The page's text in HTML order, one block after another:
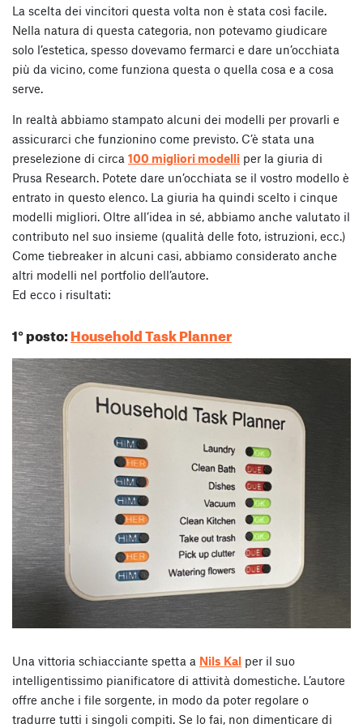
La scelta dei vincitori questa volta non è stata così facile.
Nella natura di questa categoria, non potevamo giudicare
solo l’estetica, spesso dovevamo fermarci e dare un’occhiata
più da vicino, come funziona questa o quella cosa e a cosa
serve.
In realtà abbiamo stampato alcuni dei modelli per provarli e
assicurarci che funzionino come previsto. C’è stata una
preselezione di circa 100 migliori modelli per la giuria di
Prusa Research. Potete dare un’occhiata se il vostro modello è
entrato in questo elenco. La giuria ha quindi scelto i cinque
modelli migliori. Oltre all’idea in sé, abbiamo anche valutato il
contributo nel suo insieme (qualità delle foto, istruzioni, ecc.)
Come tiebreaker in alcuni casi, abbiamo considerato anche
altri modelli nel portfolio dell’autore.
Ed ecco i risultati:
1° posto:Household Task Planner
Una vittoria schiacciante spetta a Nils Kal per il suo
intelligentissimo pianificatore di attività domestiche. L’autore
offre anche i file sorgente, in modo da poter regolare o
tradurre tutti i singoli compiti. Se lo fai, non dimenticare di